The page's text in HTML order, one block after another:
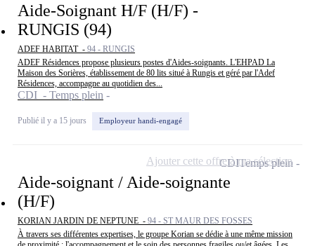
Aide-Soignant H/F (H/F) -
RUNGIS (94)
ADEF HABITAT - 94 - RUNGIS
ADEF Résidences propose plusieurs postes d'Aides-soignants. L'EHPAD La
Maison des Sorières, établissement de 80 lits situé à Rungis et géré par l'Adef
Résidences, accompagne au quotidien des...
CDI - Temps plein
Publié il y a 15 jours Employeur handi-engagé
Aide-soignant / Aide-soignante
(H/F)
KORIAN JARDIN DE NEPTUNE - 94 - ST MAUR DES FOSSES
À travers ses différentes expertises, le groupe Korian se dédie à une même mission
CDITemps plein
Ajouter cette offre à ma sélection